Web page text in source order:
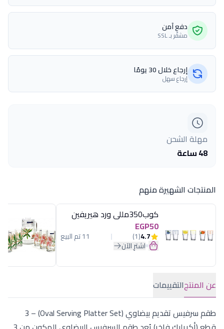
دفع آمن
مشفّر بـ SSL
إرجاع خلال 30 يومًا
إرجاع سهل
مهلة الشحن
48 ساعة
المنتجات الشهيرة منهم
كوب350مللى ورد هيريفين
EGP50
4.7
(1) 11 تم البيع
اشترِ الآن
عن المنتجالتقييمات
طقم سرفيس تقديم بيضاوي (Oval Serving Platter Set) – 3